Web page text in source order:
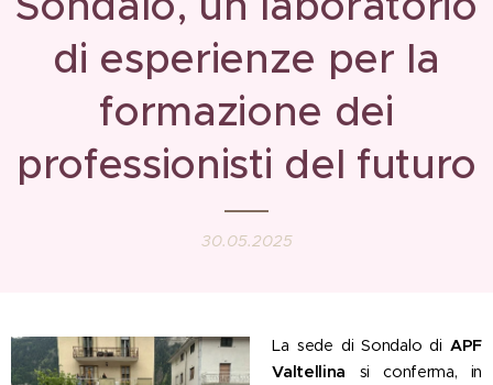
di esperienze per la
formazione dei
professionisti del futuro
30.05.2025
La sede di Sondalo di APF
Valtellina si conferma, in